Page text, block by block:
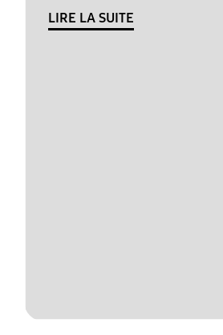
LIRE LA SUITE